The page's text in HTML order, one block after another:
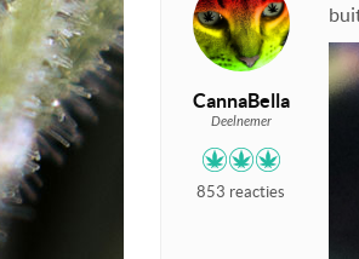
CannaBella
Deelnemer
853 reacties